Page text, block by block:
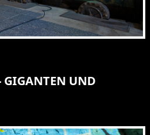
GIGANTEN UND